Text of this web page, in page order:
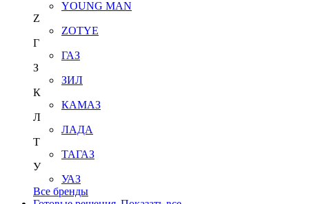
YOUNG MAN
Z
ZOTYE
Г
ГАЗ
З
ЗИЛ
К
КАМАЗ
Л
ЛАДА
Т
ТАГАЗ
У
УАЗ
Все бренды